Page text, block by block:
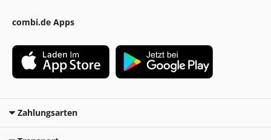
combi.de Apps
Zahlungsarten